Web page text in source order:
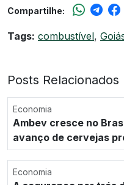
Compartilhe:
Tags: combustível,
Posts Relacionados
Economia
Ambev cresce no
avanço de cervejas
Economia